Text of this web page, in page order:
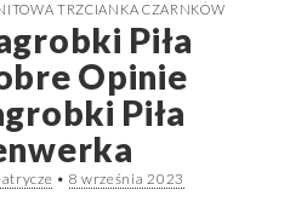
TRZCIANKA CZARNKÓW
Piła
Opinie
Piła
• 8 września 2023